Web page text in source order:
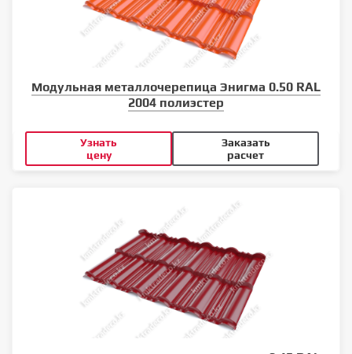
Модульная металлочерепица Энигма 0.50 RAL
2004 полиэстер
Узнать
цену
Заказать
расчет